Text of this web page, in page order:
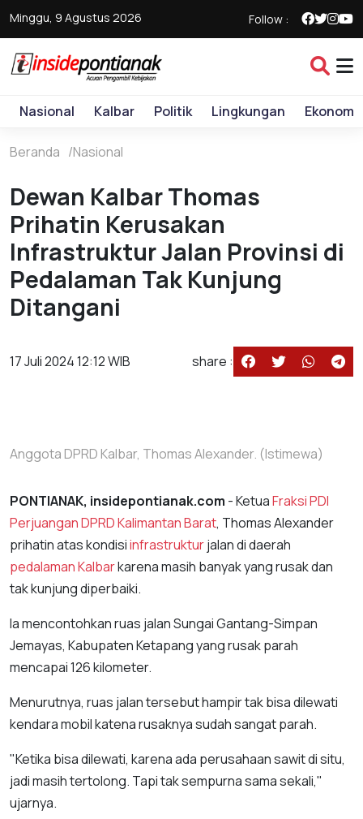
Minggu, 9 Agustus 2026 Follow :
Nasional Kalbar Politik Lingkungan Ekonomi
Beranda Nasional
Dewan Kalbar Thomas
Prihatin Kerusakan
Infrastruktur Jalan Provinsi di
Pedalaman Tak Kunjung
Ditangani
17 Juli 2024 12:12 WIB share :
Anggota DPRD Kalbar, Thomas Alexander. (Istimewa)
PONTIANAK, insidepontianak.com - KetuaFraksi PDI
Perjuangan DPRD Kalimantan Barat, Thomas Alexander
prihatin atas kondisiinfrastrukturjalan di daerah
pedalaman Kalbarkarena masih banyak yang rusak dan
tak kunjung diperbaiki.
Ia mencontohkan ruas jalan Sungai Gantang-Simpan
Jemayas, Kabupaten Ketapang yang rusak parah
mencapai 126 kilometer.
Menurutnya, ruas jalan tersebut hampir tak bisa dilewati
kendara mobil katena rusaknya sudah sangat parah.
"Ketika bisa dilewati, karena ada perusahaan sawit di situ,
jadi masih tertolong. Tapi tak sempurna sama sekali,"
ujarnya.